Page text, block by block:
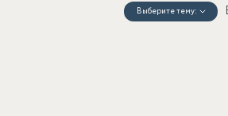
Выберите тему: